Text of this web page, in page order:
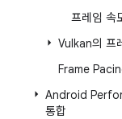
프레임 속
Vulkan의 프
Frame
Android
통합